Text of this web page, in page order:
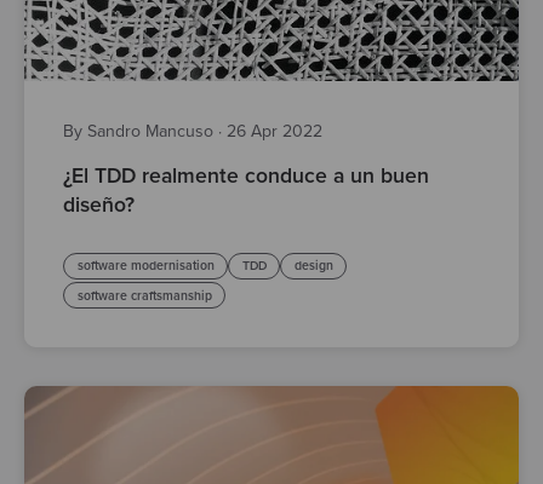
By Sandro Mancuso · 26 Apr 2022
¿El TDD realmente conduce a un buen
diseño?
software modernisation TDD
design
software craftsmanship